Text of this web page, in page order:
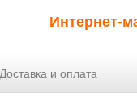
Интернет-
Доставка и оплата